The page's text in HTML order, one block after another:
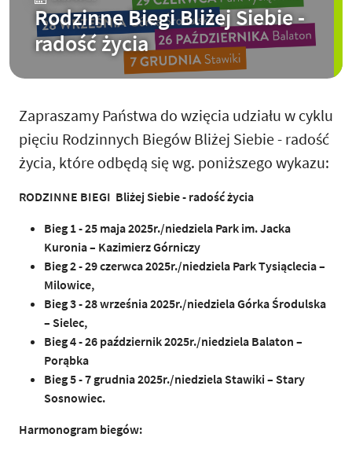
Rodzinne Biegi Bliżej Siebie -
radość życia
Zapraszamy Państwa do wzięcia udziału w cyklu
pięciu Rodzinnych Biegów Bliżej Siebie - radość
życia, które odbędą się wg. poniższego wykazu:
RODZINNE BIEGI Bliżej Siebie - radość życia
Bieg 1 - 25 maja 2025r./niedziela Park im. Jacka
Kuronia – Kazimierz Górniczy
Bieg 2 - 29 czerwca 2025r./niedziela Park Tysiąclecia –
Milowice,
Bieg 3 - 28 września 2025r./niedziela Górka Środulska
– Sielec,
Bieg 4 - 26 październik 2025r./niedziela Balaton –
Porąbka
Bieg 5 - 7 grudnia 2025r./niedziela Stawiki – Stary
Sosnowiec.
Harmonogram biegów: